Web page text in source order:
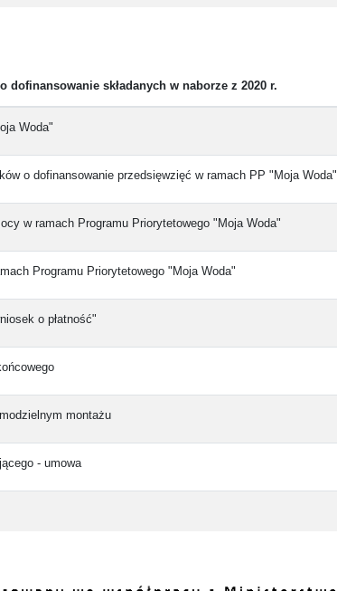
dofinansowanie składanych w naborze z 2020 r.
Woda"
o dofinansowanie przedsięwzięć w ramach PP "Moja Woda"
w ramach Programu Priorytetowego "Moja Woda"
Programu Priorytetowego "Moja Woda"
o płatność"
montażu
- umowa